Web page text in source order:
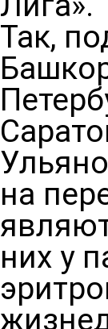
Так,
на
них у